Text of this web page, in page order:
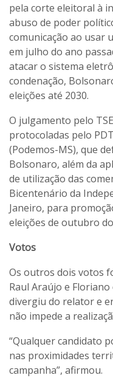
pela corte eleitoral à
abuso de poder
comunicação ao usar
em julho do ano
atacar o sistema
condenação,
eleições até 2030.
O julgamento pelo
protocoladas pelo
(Podemos-MS), que
Bolsonaro, além da
de utilização das
Bicentenário da
Janeiro, para
eleições de outubro
Votos
Os outros dois votos
Raul Araújo e
divergiu do relator e
não impede a
“Qualquer candidato
nas proximidades
campanha”, afirmou.